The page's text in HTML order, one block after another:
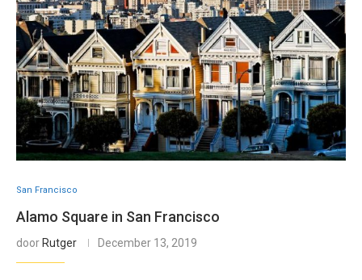
San Francisco
Alamo Square in San Francisco
door Rutger December 13, 2019